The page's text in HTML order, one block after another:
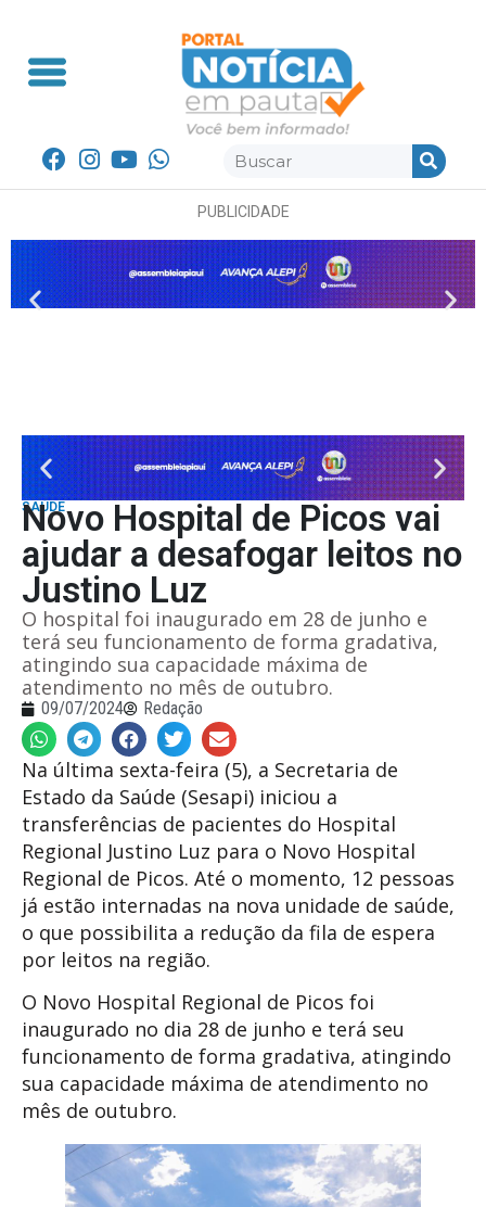
PUBLICIDADE
SAÚDE
Novo Hospital de Picos vai
ajudar a desafogar leitos no
Justino Luz
O hospital foi inaugurado em 28 de junho e
terá seu funcionamento de forma gradativa,
atingindo sua capacidade máxima de
atendimento no mês de outubro.
09/07/2024 Redação
Na última sexta-feira (5), a Secretaria de
Estado da Saúde (Sesapi) iniciou a
transferências de pacientes do Hospital
Regional Justino Luz para o Novo Hospital
Regional de Picos. Até o momento, 12 pessoas
já estão internadas na nova unidade de saúde,
o que possibilita a redução da fila de espera
por leitos na região.
O Novo Hospital Regional de Picos foi
inaugurado no dia 28 de junho e terá seu
funcionamento de forma gradativa, atingindo
sua capacidade máxima de atendimento no
mês de outubro.